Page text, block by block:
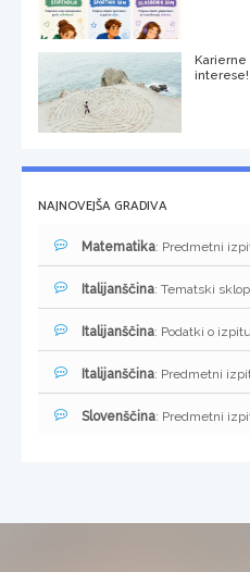
interese!
NAJNOVEJŠA GRADIVA
Matematika: Predmetni
Italijanščina: Tematski
Italijanščina: Podatki o
Italijanščina: Predmetni
Slovenščina: Predmetni